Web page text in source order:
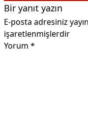
Bir yanıt yazın
E-posta adresiniz
işaretlenmişlerdir
Yorum *